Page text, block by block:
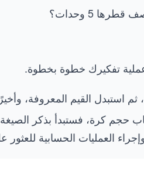
5 وحدات؟
تفكيرك خطوة بخطوة.
ثم استبدل القيم المعروفة،